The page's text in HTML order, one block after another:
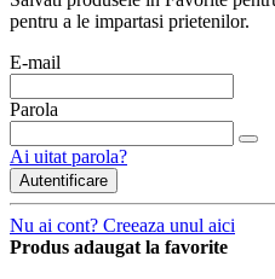
pentru a le impartasi prietenilor.
E-mail
Parola
Ai uitat parola?
Autentificare
Nu ai cont? Creeaza unul aici
Produs adaugat la favorite